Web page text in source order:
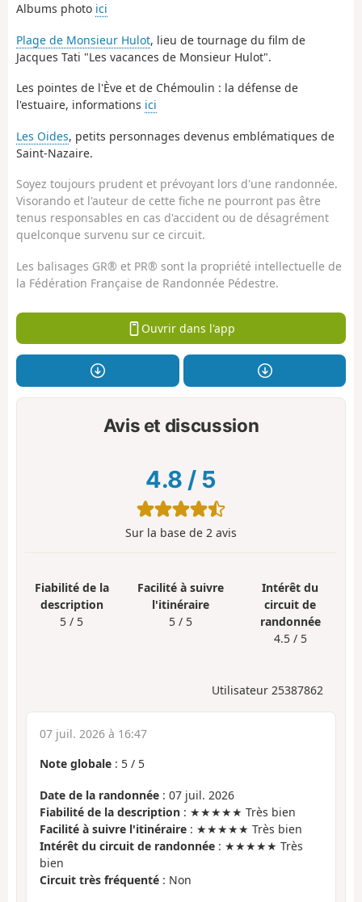
Albums photo ici
Plage de Monsieur Hulot, lieu de tournage du film de
Jacques Tati "Les vacances de Monsieur Hulot".
Les pointes de l'Ève et de Chémoulin : la défense de
l'estuaire, informations ici
Les Oides, petits personnages devenus emblématiques de
Saint-Nazaire.
Soyez toujours prudent et prévoyant lors d'une randonnée.
Visorando et l'auteur de cette fiche ne pourront pas être
tenus responsables en cas d'accident ou de désagrément
quelconque survenu sur ce circuit.
Les balisages GR® et PR® sont la propriété intellectuelle de
la Fédération Française de Randonnée Pédestre.
Ouvrir dans l'app
Avis et discussion
4.8 / 5
Sur la base de 2 avis
Fiabilité de la
description
5 / 5
Facilité à suivre
l'itinéraire
5 / 5
Intérêt du
circuit de
randonnée
4.5 / 5
Utilisateur 25387862
07 juil. 2026 à 16:47
Note globale : 5 / 5
Date de la randonnée : 07 juil. 2026
Fiabilité de la description : ★★★★★ Très bien
Facilité à suivre l'itinéraire : ★★★★★ Très bien
Intérêt du circuit de randonnée : ★★★★★ Très
bien
Circuit très fréquenté : Non